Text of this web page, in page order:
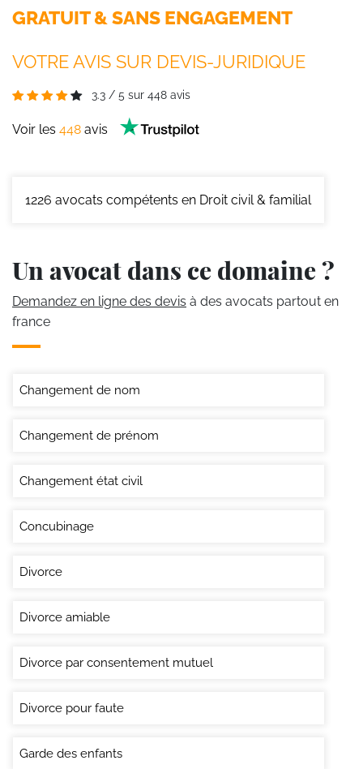
GRATUIT & SANS ENGAGEMENT
VOTRE AVIS SUR DEVIS-JURIDIQUE
3.3 / 5 sur 448 avis
Voir les 448 avis
1226 avocats compétents en Droit civil & familial
Un avocat dans ce domaine ?
Demandez en ligne des devis à des avocats partout en
france
Changement de nom
Changement de prénom
Changement état civil
Concubinage
Divorce
Divorce amiable
Divorce par consentement mutuel
Divorce pour faute
Garde des enfants